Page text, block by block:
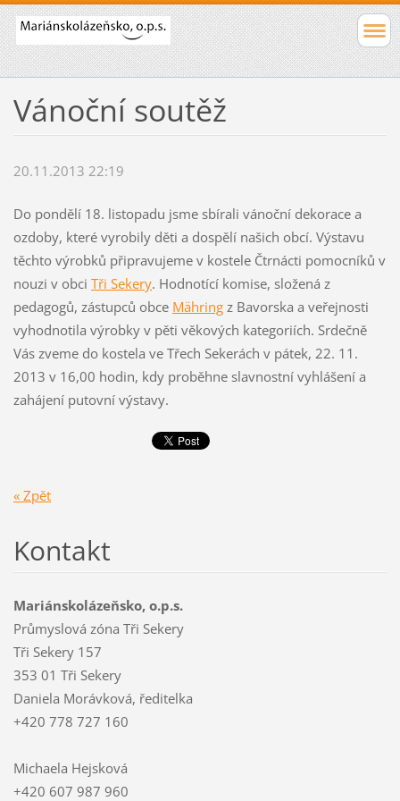
Vánoční soutěž
20.11.2013 22:19
Do pondělí 18. listopadu jsme sbírali vánoční dekorace a
ozdoby, které vyrobily děti a dospělí našich obcí. Výstavu
těchto výrobků připravujeme v kostele Čtrnácti pomocníků v
nouzi v obci Tři Sekery. Hodnotící komise, složená z
pedagogů, zástupců obce Mähringz Bavorska a veřejnosti
vyhodnotila výrobky v pěti věkových kategoriích. Srdečně
Vás zveme do kostela ve Třech Sekerách v pátek, 22. 11.
2013 v 16,00 hodin, kdy proběhne slavnostní vyhlášení a
zahájení putovní výstavy.
« Zpět
Kontakt
Mariánskolázeňsko, o.p.s.
Průmyslová zóna Tři Sekery
Tři Sekery 157
353 01 Tři Sekery
Daniela Morávková, ředitelka
+420 778 727 160
Michaela Hejsková
+420 607 987 960